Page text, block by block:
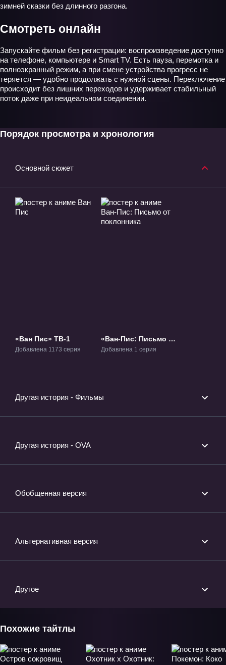
зимней сказки без длинного разгона.
Смотреть онлайн
Запускайте фильм без регистрации: воспроизведение доступно
на телефоне, компьютере и Smart TV. Есть пауза, перемотка и
полноэкранный режим, а при смене устройства прогресс не
теряется — удобно продолжать с нужной сцены. Переключение
происходит без лишних переходов и удерживает стабильный
поток даже при неидеальном соединении.
Порядок просмотра и хронология
Основной сюжет
«Ван Пис» ТВ-1
Добавлена 1173 серия
«Ван-Пис: Письмо от
поклонника» ОВА-1
Добавлена 1 серия
Другая история - Фильмы
Другая история - OVA
Обобщенная версия
Альтернативная версия
Другое
Похожие тайтлы